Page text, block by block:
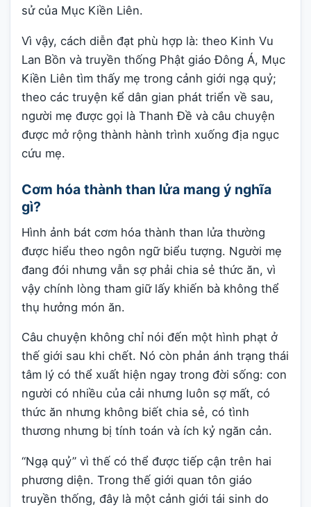
sử của Mục Kiền Liên.
Vì vậy, cách diễn đạt phù hợp là: theo Kinh Vu
Lan Bồn và truyền thống Phật giáo Đông Á, Mục
Kiền Liên tìm thấy mẹ trong cảnh giới ngạ quỷ;
theo các truyện kể dân gian phát triển về sau,
người mẹ được gọi là Thanh Đề và câu chuyện
được mở rộng thành hành trình xuống địa ngục
cứu mẹ.
Cơm hóa thành than lửa mang ý nghĩa
gì?
Hình ảnh bát cơm hóa thành than lửa thường
được hiểu theo ngôn ngữ biểu tượng. Người mẹ
đang đói nhưng vẫn sợ phải chia sẻ thức ăn, vì
vậy chính lòng tham giữ lấy khiến bà không thể
thụ hưởng món ăn.
Câu chuyện không chỉ nói đến một hình phạt ở
thế giới sau khi chết. Nó còn phản ánh trạng thái
tâm lý có thể xuất hiện ngay trong đời sống: con
người có nhiều của cải nhưng luôn sợ mất, có
thức ăn nhưng không biết chia sẻ, có tình
thương nhưng bị tính toán và ích kỷ ngăn cản.
“Ngạ quỷ” vì thế có thể được tiếp cận trên hai
phương diện. Trong thế giới quan tôn giáo
truyền thống, đây là một cảnh giới tái sinh do